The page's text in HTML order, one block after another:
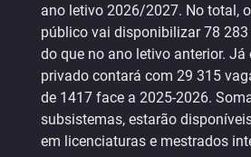
ano letivo 2026/2027. No total,
público vai disponibilizar 78
do que no ano letivo anterior. Já
privado contará com 29 315
de 1417 face a 2025-2026.
subsistemas, estarão
em licenciaturas e mestrados